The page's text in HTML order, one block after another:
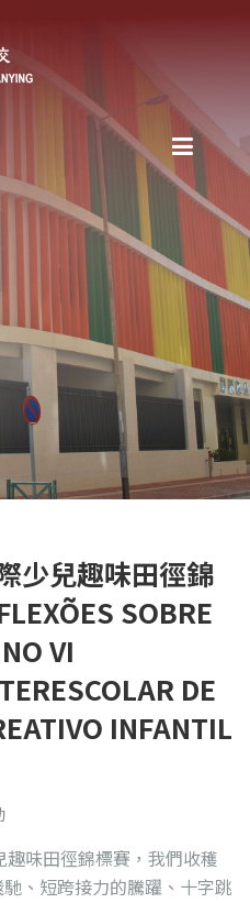
少兒趣味田徑錦
SOBRE
VI
DE
INFANTIL
味田徑錦標賽，我們收穫
、短跨接力的騰躍、十字跳